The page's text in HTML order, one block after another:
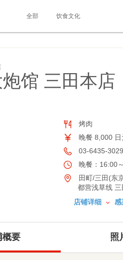
全部 饮食文化
馆 三田本店
烤肉
晚餐 8,000 日
03-6435-
晚餐：16:00
田町/三田(东
都营浅草线
店铺详细
感
概要 照